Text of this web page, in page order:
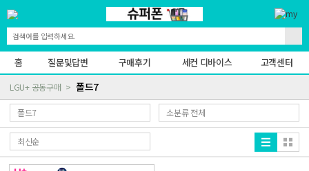
홈 질문및답변 구매후기 세컨 디바이스 고객센터
LGU+ 공동구매 폴드7